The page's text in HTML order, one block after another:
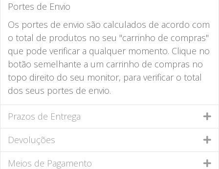
Portes de Envio
Os portes de envio são calculados de acordo com
o total de produtos no seu "carrinho de compras"
que pode verificar a qualquer momento. Clique no
botão semelhante a um carrinho de compras no
topo direito do seu monitor, para verificar o total
dos seus portes de envio.
Prazos de Entrega
Devoluções
Meios de Pagamento